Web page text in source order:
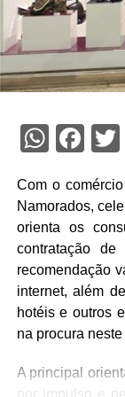
Com o
Namorados,
orienta os
contratação
recomendação
internet, além
hotéis e outros
na procura
A principal
por impulso e